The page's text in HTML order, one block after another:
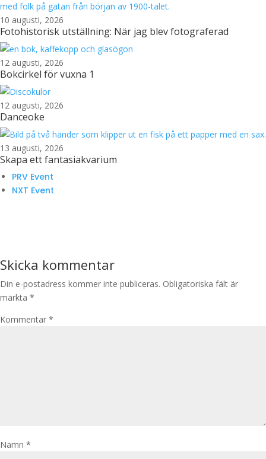
10 augusti, 2026
Fotohistorisk utställning: När jag blev fotograferad
12 augusti, 2026
Bokcirkel för vuxna 1
12 augusti, 2026
Danceoke
13 augusti, 2026
Skapa ett fantasiakvarium
PRV Event
NXT Event
Skicka kommentar
Din e-postadress kommer inte publiceras. Obligatoriska fält är
märkta *
Kommentar *
Namn *